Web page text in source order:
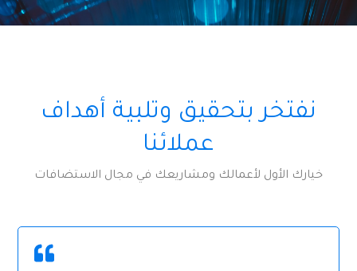
نفتخر بتحقيق وتلبية أهداف
عملائنا
خيارك الأول لأعمالك ومشاريعك في مجال الاستضافات